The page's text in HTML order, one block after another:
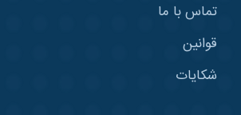
تماس با ما
قوانین
شکایات